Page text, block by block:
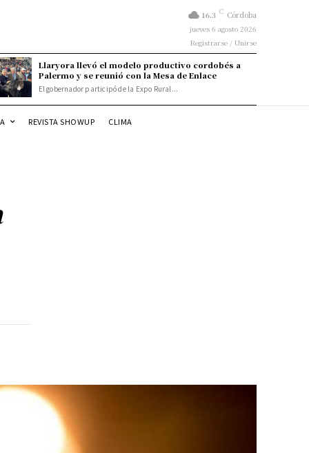
16.3 C Córdoba
jueves 6 agosto 2026
Registrarse / Unirse
Llaryora llevó el modelo productivo cordobés a
Palermo y se reunió con la Mesa de Enlace
El gobernador participó de la Expo Rural...
REVISTA SHOWUP CLIMA